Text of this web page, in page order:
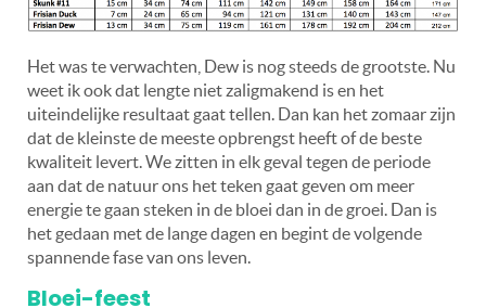
Het was te verwachten, Dew is nog steeds de grootste. Nu
weet ik ook dat lengte niet zaligmakend is en het
uiteindelijke resultaat gaat tellen. Dan kan het zomaar zijn
dat de kleinste de meeste opbrengst heeft of de beste
kwaliteit levert. We zitten in elk geval tegen de periode
aan dat de natuur ons het teken gaat geven om meer
energie te gaan steken in de bloei dan in de groei. Dan is
het gedaan met de lange dagen en begint de volgende
spannende fase van ons leven.
Bloei-feest